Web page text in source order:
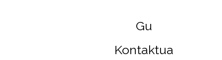
Gu
Kontaktua